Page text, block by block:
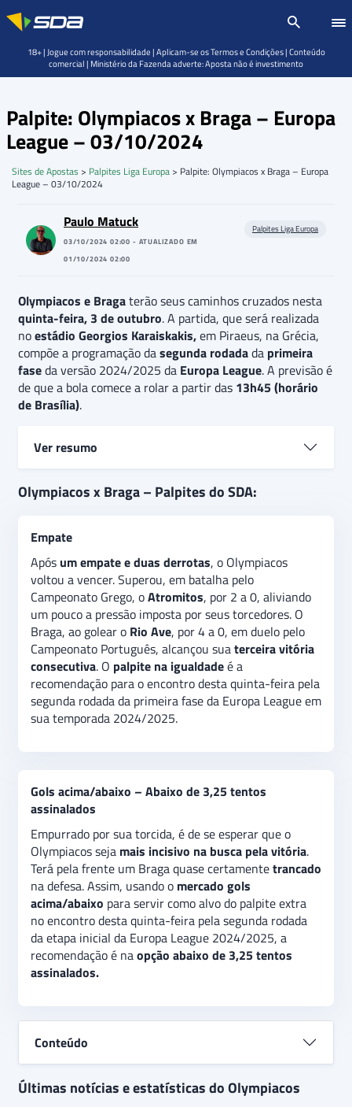
Palpite: Olympiacos x Braga – Europa
League – 03/10/2024
Sites de Apostas > Palpites Liga Europa > Palpite: Olympiacos x Braga – Europa
League – 03/10/2024
Paulo Matuck
03/10/2024 02:00 - ATUALIZADO EM
01/10/2024 02:00
Palpites Liga Europa
Olympiacos e Bragaterão seus caminhos cruzados nesta
quinta-feira, 3 de outubro. A partida, que será realizada
noestádio Georgios Karaiskakis,em Piraeus, na Grécia,
compõe a programação dasegunda rodadada primeira
faseda versão 2024/2025 da Europa League. A previsão é
de que a bola comece a rolar a partir das 13h45 (horário
de Brasília).
Ver resumo
Vencedor da edição passada da Liga da Conferência
Europeia, o Olympiacos começou com
superado, por 2 a 0, pelo
partida de estreia. Contudo, com grande dificuldades.
Em casa, marcou 2 a 1, de virada, no Maccabi Tel
Aviv. É noempate o palpite indicado para o encontro
desta quinta-feira pela segunda rodada da primeira
fase da versão 2024/2025 da Liga Europa. No
mercado gols acima/abaixo, a recomendação é na
opção abaixo de 3,25 tentos assinalados.
Olympiacos x Braga – Palpites do SDA:
Empate
Após um empate e duas derrotas, o Olympiacos
voltou a vencer. Superou, em batalha pelo
Campeonato Grego, oAtromitos, por 2 a 0, aliviando
um pouco a pressão imposta por seus torcedores. O
Braga, ao golear o Rio Ave, por 4 a 0, em duelo pelo
Campeonato Português, alcançou suaterceira vitória
consecutiva. O palpite na igualdadeé a
recomendação para o encontro desta quinta-feira pela
segunda rodada da primeira fase da Europa League em
sua temporada 2024/2025.
Gols acima/abaixo – Abaixo de 3,25 tentos
assinalados
Empurrado por sua torcida, é de se esperar que o
Olympiacos seja mais incisivo na busca pela vitória.
Terá pela frente um Braga quase certamentetrancado
na defesa. Assim, usando o mercado gols
acima/abaixo para servir como alvo do palpite extra
no encontro desta quinta-feira pela segunda rodada
da etapa inicial da Europa League 2024/2025, a
recomendação é naopção abaixo de 3,25 tentos
assinalados.
Conteúdo
Últimas notícias e estatísticas do Olympiacos
18+ | Jogue com responsabilidade | Aplicam-se os Termos e Condições | Conteúdo
comercial | Ministério da Fazenda adverte: Aposta não é investimento